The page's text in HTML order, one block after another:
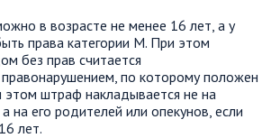
в возрасте не менее 16 лет, а у
права категории M. При этом
без прав считается
по которому положен
штраф накладывается не на
на его родителей или опекунов, если
лет.